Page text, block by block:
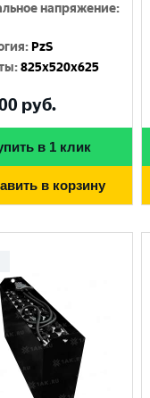
напряжение:
: PzS
:825x520x625
руб.
в 1 клик
в корзину